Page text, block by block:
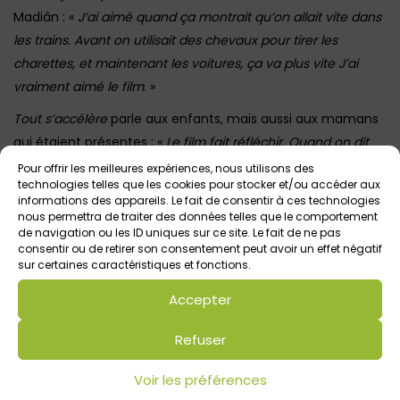
Pour offrir les meilleures expériences, nous utilisons des
technologies telles que les cookies pour stocker et/ou accéder aux
informations des appareils. Le fait de consentir à ces technologies
nous permettra de traiter des données telles que le comportement
de navigation ou les ID uniques sur ce site. Le fait de ne pas
consentir ou de retirer son consentement peut avoir un effet négatif
sur certaines caractéristiques et fonctions.
Accepter
Refuser
Voir les préférences
Madiân : « J’ai aimé quand ça montrait qu’on allait vite dans
les trains. Avant on utilisait des chevaux pour tirer les
charettes, et maintenant les voitures, ça va plus vite J’ai
vraiment aimé le film. »
Tout s’accélère parle aux enfants, mais aussi aux mamans
qui étaient présentes : «Le film fait réfléchir. Quand on dit
qu’on a pas le temps, c’est en quelque sorte une façon de
se défiler.» «Qu’est-ce qui est le plus important finalement,
passer du temps avec les enfants ou nettoyer ses
placards… »« On se remet en question. »
Un film qui porte à réfléchir… qui amène d’autres
Une maman : »
Finalement, consommer, c’est juste acheter?
Ou bien utiliser ce qu’on achète?»
Elias : «Tous les jours, ça va vite. Des fois, ça nous dérange.
Par exemple, quand t’es chez un ami, ça passe trop vite.